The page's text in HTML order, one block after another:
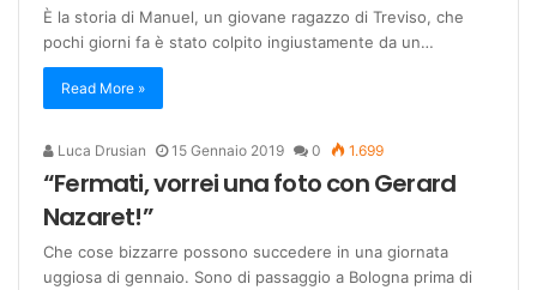
È la storia di Manuel, un giovane ragazzo di Treviso, che
pochi giorni fa è stato colpito ingiustamente da un…
Read More »
Luca Drusian 15 Gennaio 2019 0 1.699
“Fermati, vorrei una foto con Gerard
Nazaret!”
Che cose bizzarre possono succedere in una giornata
uggiosa di gennaio. Sono di passaggio a Bologna prima di